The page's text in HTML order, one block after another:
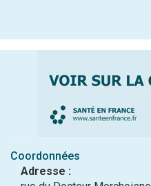
Coordonnées
Adresse :